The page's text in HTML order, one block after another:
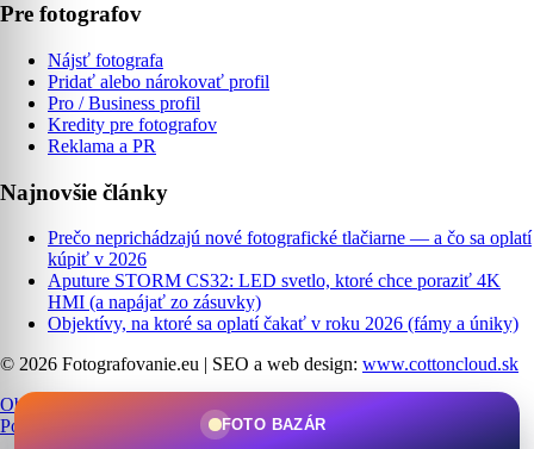
Pre fotografov
Nájsť fotografa
Pridať alebo nárokovať profil
Pro / Business profil
Kredity pre fotografov
Reklama a PR
Najnovšie články
Prečo neprichádzajú nové fotografické tlačiarne — a čo sa oplatí
kúpiť v 2026
Aputure STORM CS32: LED svetlo, ktoré chce poraziť 4K
HMI (a napájať zo zásuvky)
Objektívy, na ktoré sa oplatí čakať v roku 2026 (fámy a úniky)
© 2026 Fotografovanie.eu | SEO a web design: www.cottoncloud.sk
Obchodné podmienky
Podmienky používania
FOTO BAZÁR